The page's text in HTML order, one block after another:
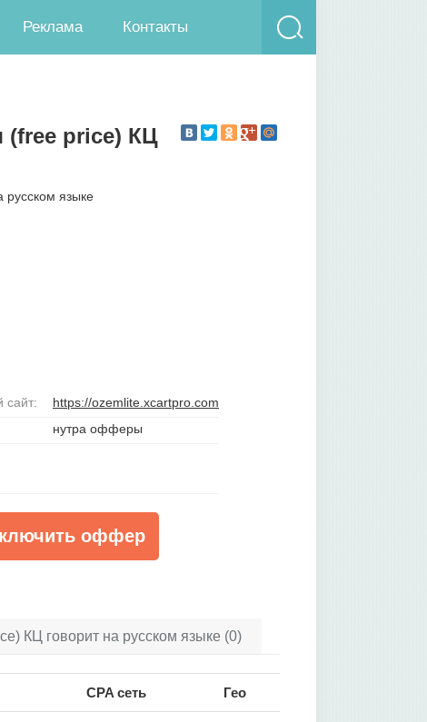
Реклама Контакты
(free price) КЦ
https://ozemlite.xcartpro.com
нутра офферы
оффер
КЦ говорит на русском языке (0)
CPA сеть Гео